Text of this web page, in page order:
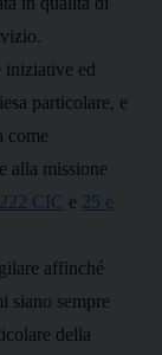
iniziative ed
particolare, e
come
alla missione
CIC e 25 e
affinché
siano sempre
della